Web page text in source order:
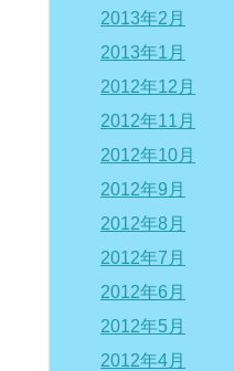
2013年2月
2013年1月
2012年12月
2012年11月
2012年10月
2012年9月
2012年8月
2012年7月
2012年6月
2012年5月
2012年4月